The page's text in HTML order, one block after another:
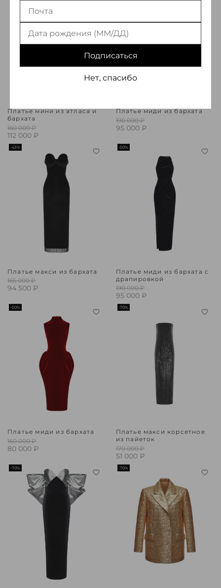
Платье мини из атласа и
бархата
160 000 ₽
112 000 ₽
Платье миди из бархата
190 000 ₽
95 000 ₽
-43%
Платье макси из бархата
165 000 ₽
94 500 ₽
-50%
Платье миди из бархата с
драпировкой
190 000 ₽
95 000 ₽
-50%
Платье миди из бархата
160 000 ₽
80 000 ₽
-70%
Платье макси корсетное
из пайеток
170 000 ₽
51 000 ₽
-70% -70%
Подписаться
Нет, спасибо